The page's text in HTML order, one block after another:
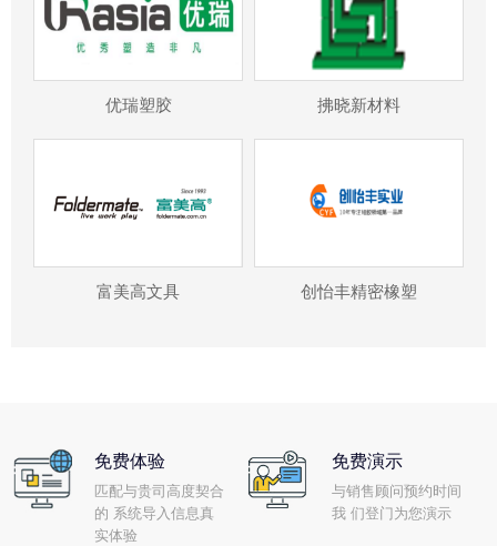
优瑞塑胶 拂晓新材料
富美高文具 创怡丰精密橡塑
免费体验
匹配与贵司高度契合
的 系统导入信息真
实体验
免费演示
与销售顾问预约时间
我 们登门为您演示